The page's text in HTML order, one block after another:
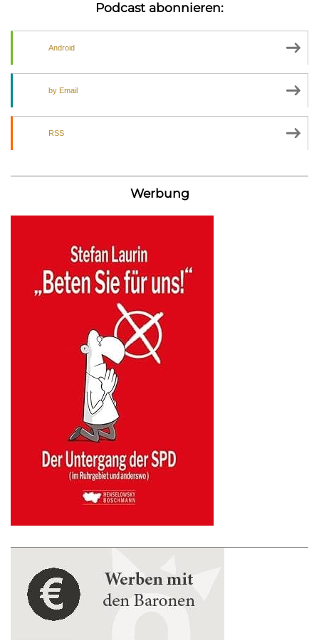
Podcast abonnieren:
Android
by Email
RSS
Werbung